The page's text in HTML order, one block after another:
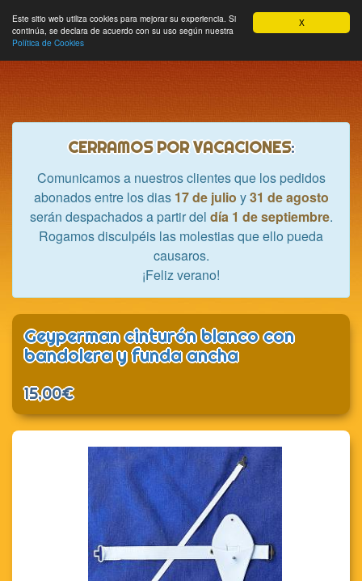
X
Este sitio web utiliza cookies para mejorar su experiencia. Si
continúa, se declara de acuerdo con su uso según nuestra
Política de Cookies
Hobbycrash Mi cuenta
CERRAMOS POR VACACIONES:
Comunicamos a nuestros clientes que los pedidos
abonados entre los dias 17 de julio y31 de agosto
serán despachados a partir del día 1 de septiembre.
Rogamos disculpéis las molestias que ello pueda
causaros.
¡Feliz verano!
Geyperman cinturón blanco con
bandolera y funda ancha
15,00€